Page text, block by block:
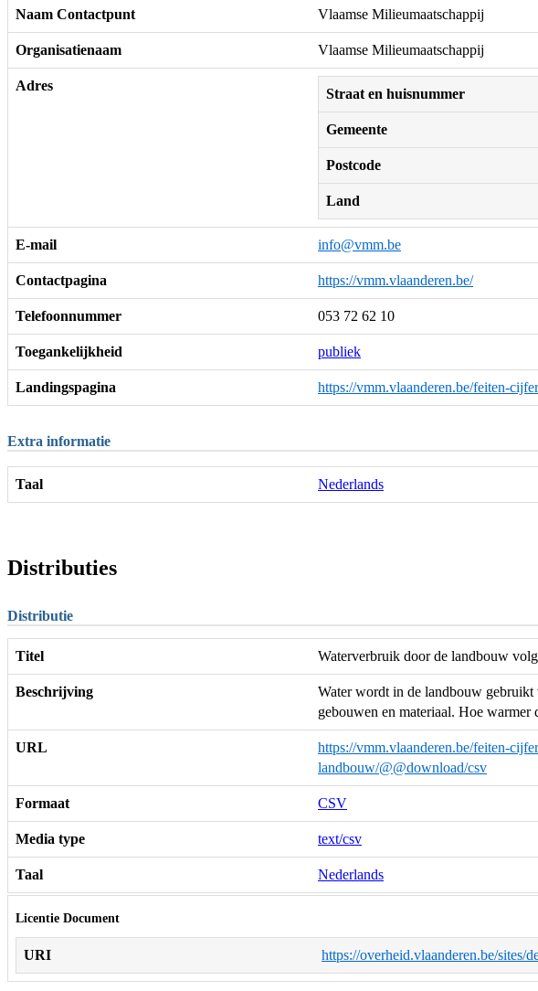
Naam Contactpunt Vlaamse Milieumaatschappij
Organisatienaam Vlaamse Milieumaatschappij
Adres
Straat en huisnummer
Gemeente
Postcode
Land
E-mail info@vmm.be
Contactpagina https://vmm.vlaanderen.be/
Telefoonnummer 053 72 62 10
Toegankelijkheid publiek
Landingspagina https://vmm.vlaanderen.be/feiten-
Extra informatie
Taal Nederlands
Distributies
Distributie
Titel Waterverbruik door de landbouw
Beschrijving
Water wordt in de landbouw gebruikt
gebouwen en materiaal. Hoe warmer
URL
https://vmm.vlaanderen.be/feiten-
landbouw/@@download/csv
Formaat CSV
Media type text/csv
Taal Nederlands
Licentie Document
URI https://overheid.vlaanderen.be/sites/